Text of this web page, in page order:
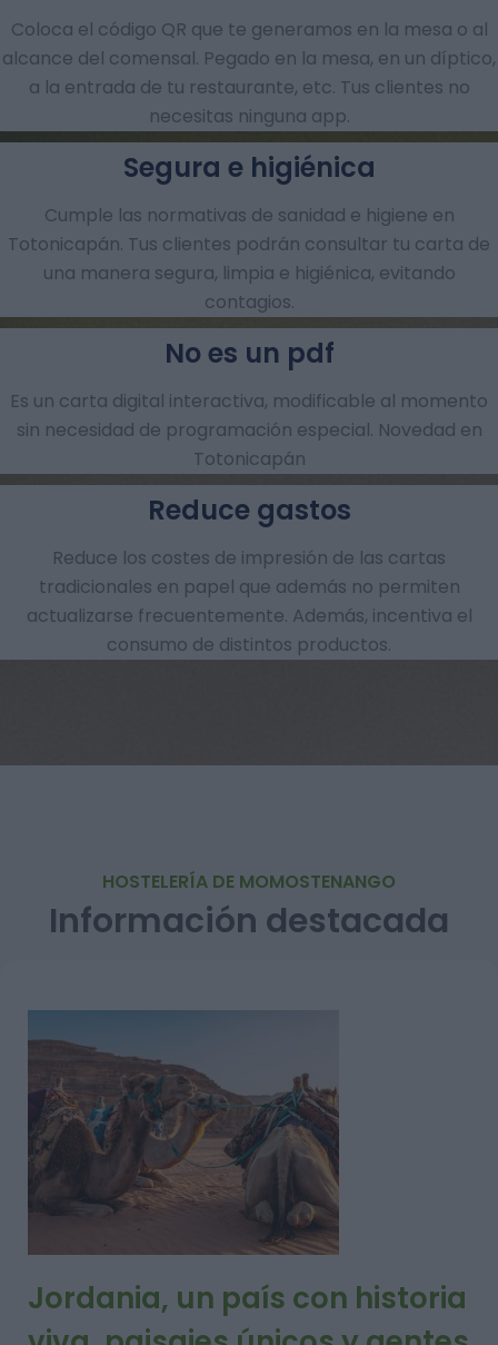
Coloca el código QR que te generamos en la mesa o al
alcance del comensal. Pegado en la mesa, en un díptico,
a la entrada de tu restaurante, etc. Tus clientes no
necesitas ninguna app.
Cumple las normativas de sanidad e higiene en
Totonicapán. Tus clientes podrán consultar tu carta de
una manera segura, limpia e higiénica, evitando
contagios.
Segura e higiénica
Es un carta digital interactiva, modificable al momento
sin necesidad de programación especial. Novedad en
Totonicapán
No es un pdf
Reduce los costes de impresión de las cartas
tradicionales en papel que además no permiten
actualizarse frecuentemente. Además, incentiva el
consumo de distintos productos.
Reduce gastos
HOSTELERÍA DE MOMOSTENANGO
Información destacada
Jordania, un país con historia